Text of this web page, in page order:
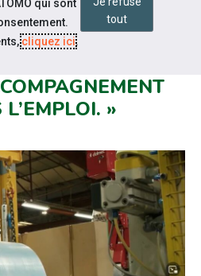
SUR LA
»
qui sont
cliquez ici.
tout